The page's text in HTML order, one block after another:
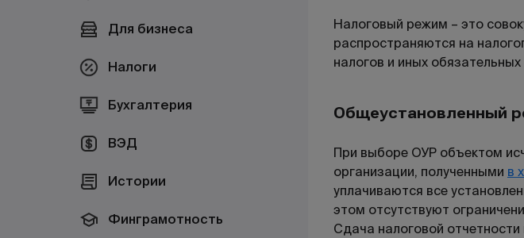
Для бизнеса
Налоги
Бухгалтерия
ВЭД
Истории
Финграмотность
Налоговый режим – это
распространяются на
налогов и иных
Общеустановленный
При выборе ОУР объектом
организации, полученными в
уплачиваются все
этом отсутствуют
Сдача налоговой